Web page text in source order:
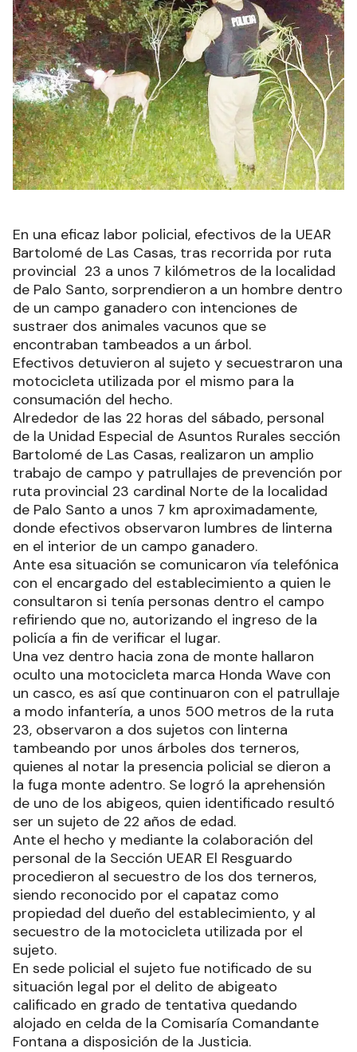
En una eficaz labor policial, efectivos de la UEAR
Bartolomé de Las Casas, tras recorrida por ruta
provincial 23 a unos 7 kilómetros de la localidad
de Palo Santo, sorprendieron a un hombre dentro
de un campo ganadero con intenciones de
sustraer dos animales vacunos que se
encontraban tambeados a un árbol.
Efectivos detuvieron al sujeto y secuestraron una
motocicleta utilizada por el mismo para la
consumación del hecho.
Alrededor de las 22 horas del sábado, personal
de la Unidad Especial de Asuntos Rurales sección
Bartolomé de Las Casas, realizaron un amplio
trabajo de campo y patrullajes de prevención por
ruta provincial 23 cardinal Norte de la localidad
de Palo Santo a unos 7 km aproximadamente,
donde efectivos observaron lumbres de linterna
en el interior de un campo ganadero.
Ante esa situación se comunicaron vía telefónica
con el encargado del establecimiento a quien le
consultaron si tenía personas dentro el campo
refiriendo que no, autorizando el ingreso de la
policía a fin de verificar el lugar.
Una vez dentro hacia zona de monte hallaron
oculto una motocicleta marca Honda Wave con
un casco, es así que continuaron con el patrullaje
a modo infantería, a unos 500 metros de la ruta
23, observaron a dos sujetos con linterna
tambeando por unos árboles dos terneros,
quienes al notar la presencia policial se dieron a
la fuga monte adentro. Se logró la aprehensión
de uno de los abigeos, quien identificado resultó
ser un sujeto de 22 años de edad.
Ante el hecho y mediante la colaboración del
personal de la Sección UEAR El Resguardo
procedieron al secuestro de los dos terneros,
siendo reconocido por el capataz como
propiedad del dueño del establecimiento, y al
secuestro de la motocicleta utilizada por el
sujeto.
En sede policial el sujeto fue notificado de su
situación legal por el delito de abigeato
calificado en grado de tentativa quedando
alojado en celda de la Comisaría Comandante
Fontana a disposición de la Justicia.